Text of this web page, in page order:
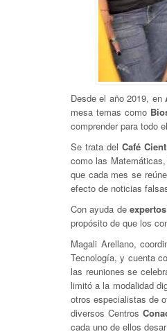
Desde el año 2019, en
mesa temas como
comprender para todo
Se trata delCafé
como las
que cada mes se
efecto de noticias
Con ayuda de
propósito de que los
Magali Arellano,
Tecnología, y cuenta
las reuniones se
limitó a la modalidad
otros especialistas de
diversos Centros
cada uno de ellos